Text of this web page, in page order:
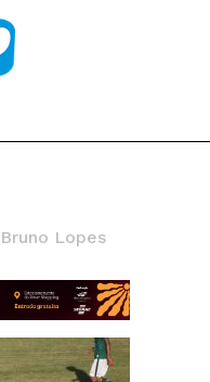
Bruno Lopes